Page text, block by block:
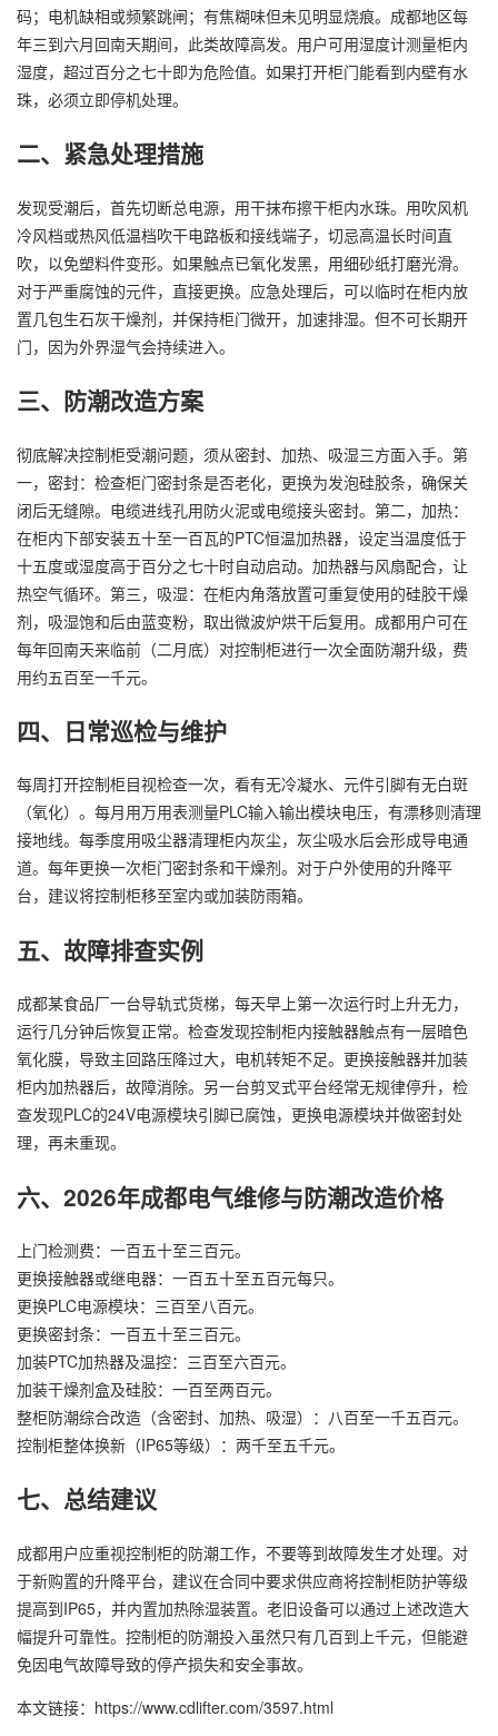
码；电机缺相或频繁跳闸；有焦糊味但未见明显烧痕。成都地区每
年三到六月回南天期间，此类故障高发。用户可用湿度计测量柜内
湿度，超过百分之七十即为危险值。如果打开柜门能看到内壁有水
珠，必须立即停机处理。
二、紧急处理措施
发现受潮后，首先切断总电源，用干抹布擦干柜内水珠。用吹风机
冷风档或热风低温档吹干电路板和接线端子，切忌高温长时间直
吹，以免塑料件变形。如果触点已氧化发黑，用细砂纸打磨光滑。
对于严重腐蚀的元件，直接更换。应急处理后，可以临时在柜内放
置几包生石灰干燥剂，并保持柜门微开，加速排湿。但不可长期开
门，因为外界湿气会持续进入。
三、防潮改造方案
彻底解决控制柜受潮问题，须从密封、加热、吸湿三方面入手。第
一，密封：检查柜门密封条是否老化，更换为发泡硅胶条，确保关
闭后无缝隙。电缆进线孔用防火泥或电缆接头密封。第二，加热：
在柜内下部安装五十至一百瓦的PTC恒温加热器，设定当温度低于
十五度或湿度高于百分之七十时自动启动。加热器与风扇配合，让
热空气循环。第三，吸湿：在柜内角落放置可重复使用的硅胶干燥
剂，吸湿饱和后由蓝变粉，取出微波炉烘干后复用。成都用户可在
每年回南天来临前（二月底）对控制柜进行一次全面防潮升级，费
用约五百至一千元。
四、日常巡检与维护
每周打开控制柜目视检查一次，看有无冷凝水、元件引脚有无白斑
（氧化）。每月用万用表测量PLC输入输出模块电压，有漂移则清理
接地线。每季度用吸尘器清理柜内灰尘，灰尘吸水后会形成导电通
道。每年更换一次柜门密封条和干燥剂。对于户外使用的升降平
台，建议将控制柜移至室内或加装防雨箱。
五、故障排查实例
成都某食品厂一台导轨式货梯，每天早上第一次运行时上升无力，
运行几分钟后恢复正常。检查发现控制柜内接触器触点有一层暗色
氧化膜，导致主回路压降过大，电机转矩不足。更换接触器并加装
柜内加热器后，故障消除。另一台剪叉式平台经常无规律停升，检
查发现PLC的24V电源模块引脚已腐蚀，更换电源模块并做密封处
理，再未重现。
六、2026年成都电气维修与防潮改造价格
上门检测费：一百五十至三百元。
更换接触器或继电器：一百五十至五百元每只。
更换PLC电源模块：三百至八百元。
更换密封条：一百五十至三百元。
加装PTC加热器及温控：三百至六百元。
加装干燥剂盒及硅胶：一百至两百元。
整柜防潮综合改造（含密封、加热、吸湿）：八百至一千五百元。
控制柜整体换新（IP65等级）：两千至五千元。
七、总结建议
成都用户应重视控制柜的防潮工作，不要等到故障发生才处理。对
于新购置的升降平台，建议在合同中要求供应商将控制柜防护等级
提高到IP65，并内置加热除湿装置。老旧设备可以通过上述改造大
幅提升可靠性。控制柜的防潮投入虽然只有几百到上千元，但能避
免因电气故障导致的停产损失和安全事故。
本文链接：https://www.cdlifter.com/3597.html